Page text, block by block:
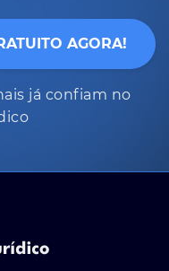
AGORA!
já confiam no